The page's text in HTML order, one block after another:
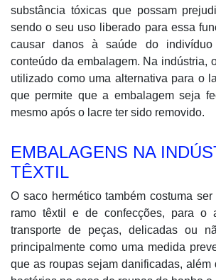
substância tóxicas que possam
sendo o seu uso liberado para essa
causar danos à saúde do
conteúdo da embalagem. Na indústria,
utilizado como uma alternativa para o
que permite que a embalagem seja
mesmo após o lacre ter sido removido.
EMBALAGENS NA
TÊXTIL
O saco hermético também costuma
ramo têxtil e de confecções, para o
transporte de peças, delicadas ou
principalmente como uma medida
que as roupas sejam danificadas, além